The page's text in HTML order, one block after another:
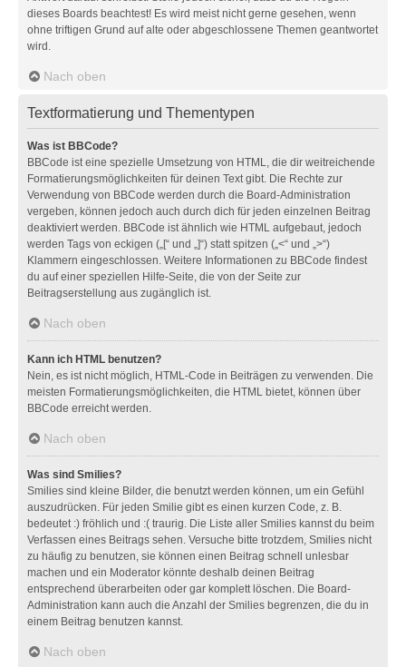
dieses Boards beachtest! Es wird meist nicht gerne gesehen, wenn
ohne triftigen Grund auf alte oder abgeschlossene Themen geantwortet
wird.
Nach oben
Textformatierung und Thementypen
Was ist BBCode?
BBCode ist eine spezielle Umsetzung von HTML, die dir weitreichende
Formatierungsmöglichkeiten für deinen Text gibt. Die Rechte zur
Verwendung von BBCode werden durch die Board-Administration
vergeben, können jedoch auch durch dich für jeden einzelnen Beitrag
deaktiviert werden. BBCode ist ähnlich wie HTML aufgebaut, jedoch
werden Tags von eckigen („[“ und „]“) statt spitzen („<“ und „>“)
Klammern eingeschlossen. Weitere Informationen zu BBCode findest
du auf einer speziellen Hilfe-Seite, die von der Seite zur
Beitragserstellung aus zugänglich ist.
Nach oben
Kann ich HTML benutzen?
Nein, es ist nicht möglich, HTML-Code in Beiträgen zu verwenden. Die
meisten Formatierungsmöglichkeiten, die HTML bietet, können über
BBCode erreicht werden.
Nach oben
Was sind Smilies?
Smilies sind kleine Bilder, die benutzt werden können, um ein Gefühl
auszudrücken. Für jeden Smilie gibt es einen kurzen Code, z. B.
bedeutet :) fröhlich und :( traurig. Die Liste aller Smilies kannst du beim
Verfassen eines Beitrags sehen. Versuche bitte trotzdem, Smilies nicht
zu häufig zu benutzen, sie können einen Beitrag schnell unlesbar
machen und ein Moderator könnte deshalb deinen Beitrag
entsprechend überarbeiten oder gar komplett löschen. Die Board-
Administration kann auch die Anzahl der Smilies begrenzen, die du in
einem Beitrag benutzen kannst.
Nach oben